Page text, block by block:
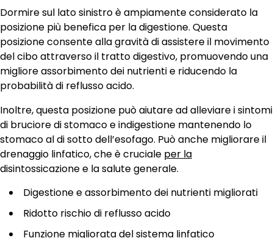
Dormire sul lato sinistro è ampiamente considerato la
posizione più benefica per la digestione. Questa
posizione consente alla gravità di assistere il movimento
del cibo attraverso il tratto digestivo, promuovendo una
migliore assorbimento dei nutrienti e riducendo la
probabilità di reflusso acido.
Inoltre, questa posizione può aiutare ad alleviare i sintomi
di bruciore di stomaco e indigestione mantenendo lo
stomaco al di sotto dell’esofago. Può anche migliorare il
drenaggio linfatico, che è cruciale per la
disintossicazione e la salute generale.
Digestione e assorbimento dei nutrienti migliorati
Ridotto rischio di reflusso acido
Funzione migliorata del sistema linfatico